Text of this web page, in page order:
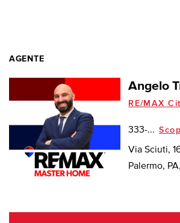
AGENTE
Angelo
RE/MAX
333-...
Via Sciuti,
Palermo,